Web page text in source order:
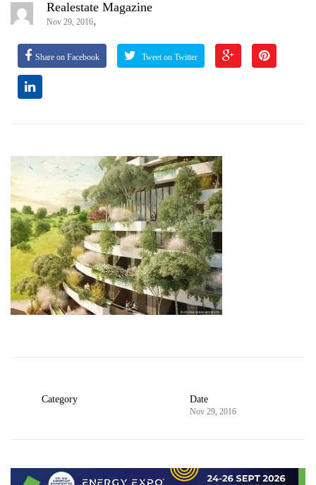
Realestate Magazine
Nov 29, 2016,
Share on Facebook Tweet on Twitter
Category Date
Nov 29, 2016